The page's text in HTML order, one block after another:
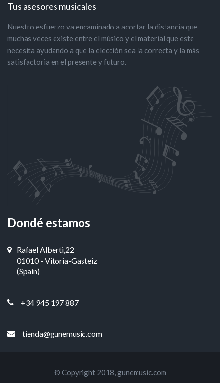
Tus asesores musicales
Nuestro esfuerzo va encaminado a acortar la distancia que
muchas veces existe entre el músico y el material que este
necesita ayudando a que la elección sea la correcta y la más
satisfactoria en el presente y futuro.
Dondé estamos
Rafael Alberti,22
01010 - Vitoria-Gasteiz
(Spain)
+34 945 197 887
tienda@gunemusic.com
© Copyright 2018,gunemusic.com